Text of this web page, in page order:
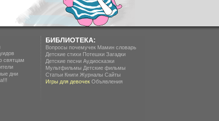
святцам
дни
БИБЛИОТЕКА:
Вопросы почемучек Мамин словарь
Детские стихи Потешки Загадки
Детские песни Аудиосказки
Мультфильмы Детские фильмы
Статьи Книги Журналы Сайты
Игры для девочек Объявления